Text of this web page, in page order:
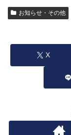
お知らせ・その他
X